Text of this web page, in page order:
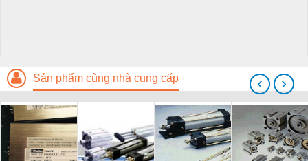
Sản phẩm cùng nhà cung cấp ‹ ›